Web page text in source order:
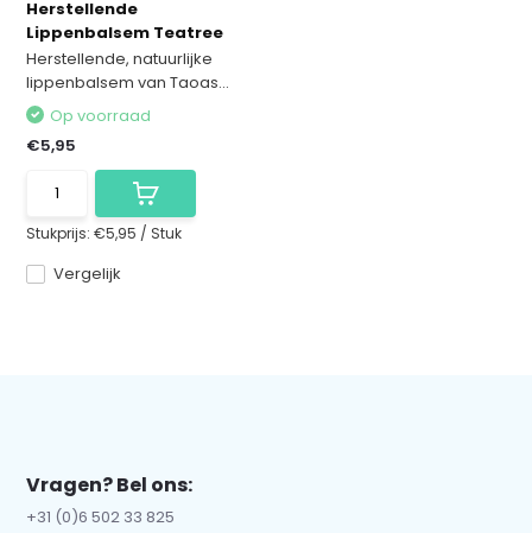
Herstellende
Lippenbalsem Teatree
Herstellende, natuurlijke
lippenbalsem van Taoas...
Vergelijk
Op voorraad
€5,95
Stukprijs:€5,95 / Stuk
Vragen? Bel ons:
+31 (0)6 502 33 825